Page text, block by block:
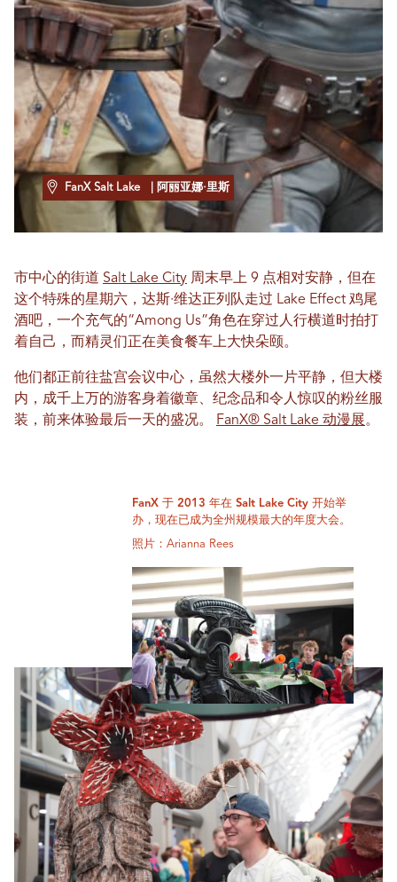
FanX Salt Lake | 阿丽亚娜·里斯
市中心的街道 Salt Lake City 周末早上 9 点相对安静，但在
这个特殊的星期六，达斯·维达正列队走过 Lake Effect 鸡尾
酒吧，一个充气的“Among Us”角色在穿过人行横道时拍打
着自己，而精灵们正在美食餐车上大快朵颐。
他们都正前往盐宫会议中心，虽然大楼外一片平静，但大楼
内，成千上万的游客身着徽章、纪念品和令人惊叹的粉丝服
装，前来体验最后一天的盛况。
FanX® Salt Lake 动漫展。
FanX 于 2013 年在 Salt Lake City 开始举
办，现在已成为全州规模最大的年度大会。
照片：Arianna Rees